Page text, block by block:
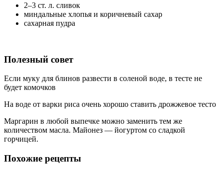
2–3 ст. л. сливок
миндальные хлопья и коричневый сахар
сахарная пудра
Полезный совет
Если муку для блинов развести в соленой воде, в тесте не
будет комочков
На воде от варки риса очень хорошо ставить дрожжевое тесто
Маргарин в любой выпечке можно заменить тем же
количеством масла. Майонез — йогуртом со сладкой
горчицей.
Похожие рецепты